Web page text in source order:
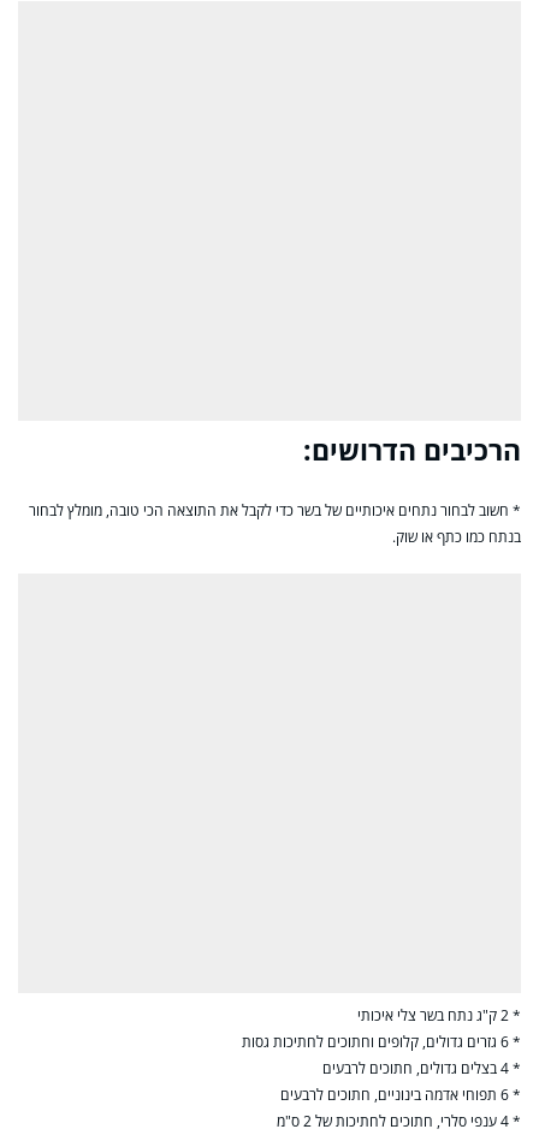
הרכיבים הדרושים:
* חשוב לבחור נתחים איכותיים של בשר כדי לקבל את התוצאה הכי טובה, מומלץ לבחור
בנתח כמו כתף או שוק.
* 2 ק"ג נתח בשר צלי איכותי
* 6 גזרים גדולים, קלופים וחתוכים לחתיכות גסות
* 4 בצלים גדולים, חתוכים לרבעים
* 6 תפוחי אדמה בינוניים, חתוכים לרבעים
* 4 ענפי סלרי, חתוכים לחתיכות של 2 ס"מ